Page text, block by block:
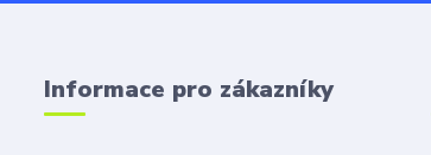
Informace pro zákazníky